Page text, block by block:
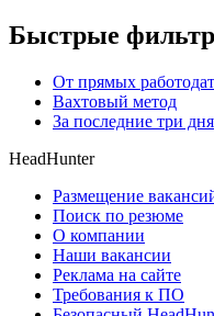
Быстрые
От прямых
Вахтовый метод
За последние три дня
HeadHunter
Размещение
Поиск по резюме
О компании
Наши вакансии
Реклама на сайте
Требования к ПО